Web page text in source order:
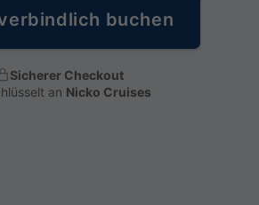
buchen
Sicherer Checkout
an Nicko Cruises